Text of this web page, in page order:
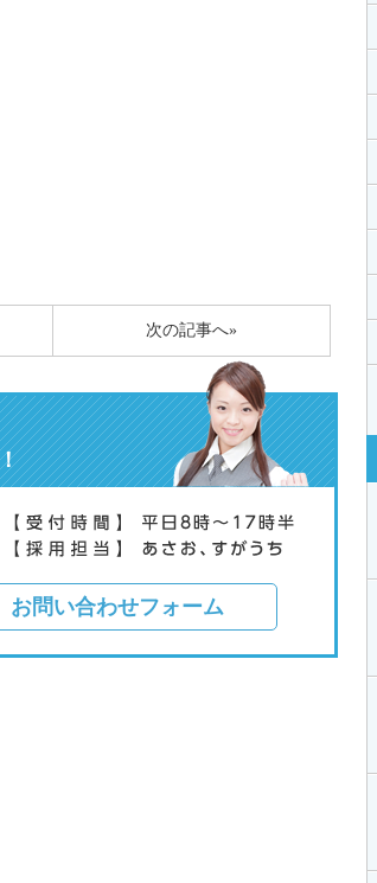
次の記事へ»
お問い合わせフォーム